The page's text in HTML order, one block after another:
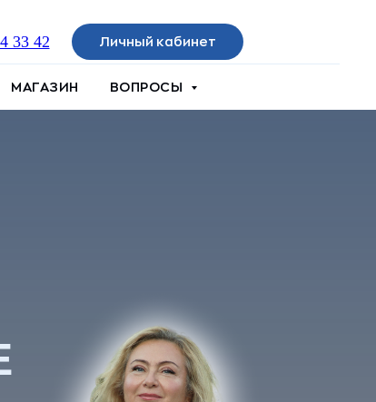
33 42 Личный кабинет
МАГАЗИН ВОПРОСЫ